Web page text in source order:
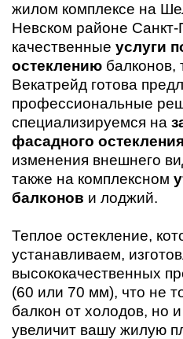
жилом комплексе на
Невском районе
качественные услуги
остеклению балконов,
Векатрейд готова
профессиональные
специализируемся на
фасадного остекления
изменения внешнего
также на комплексном
балконов и лоджий.
Теплое остекление,
устанавливаем,
высококачественных
(60 или 70 мм), что не
балкон от холодов, но
увеличит вашу жилую